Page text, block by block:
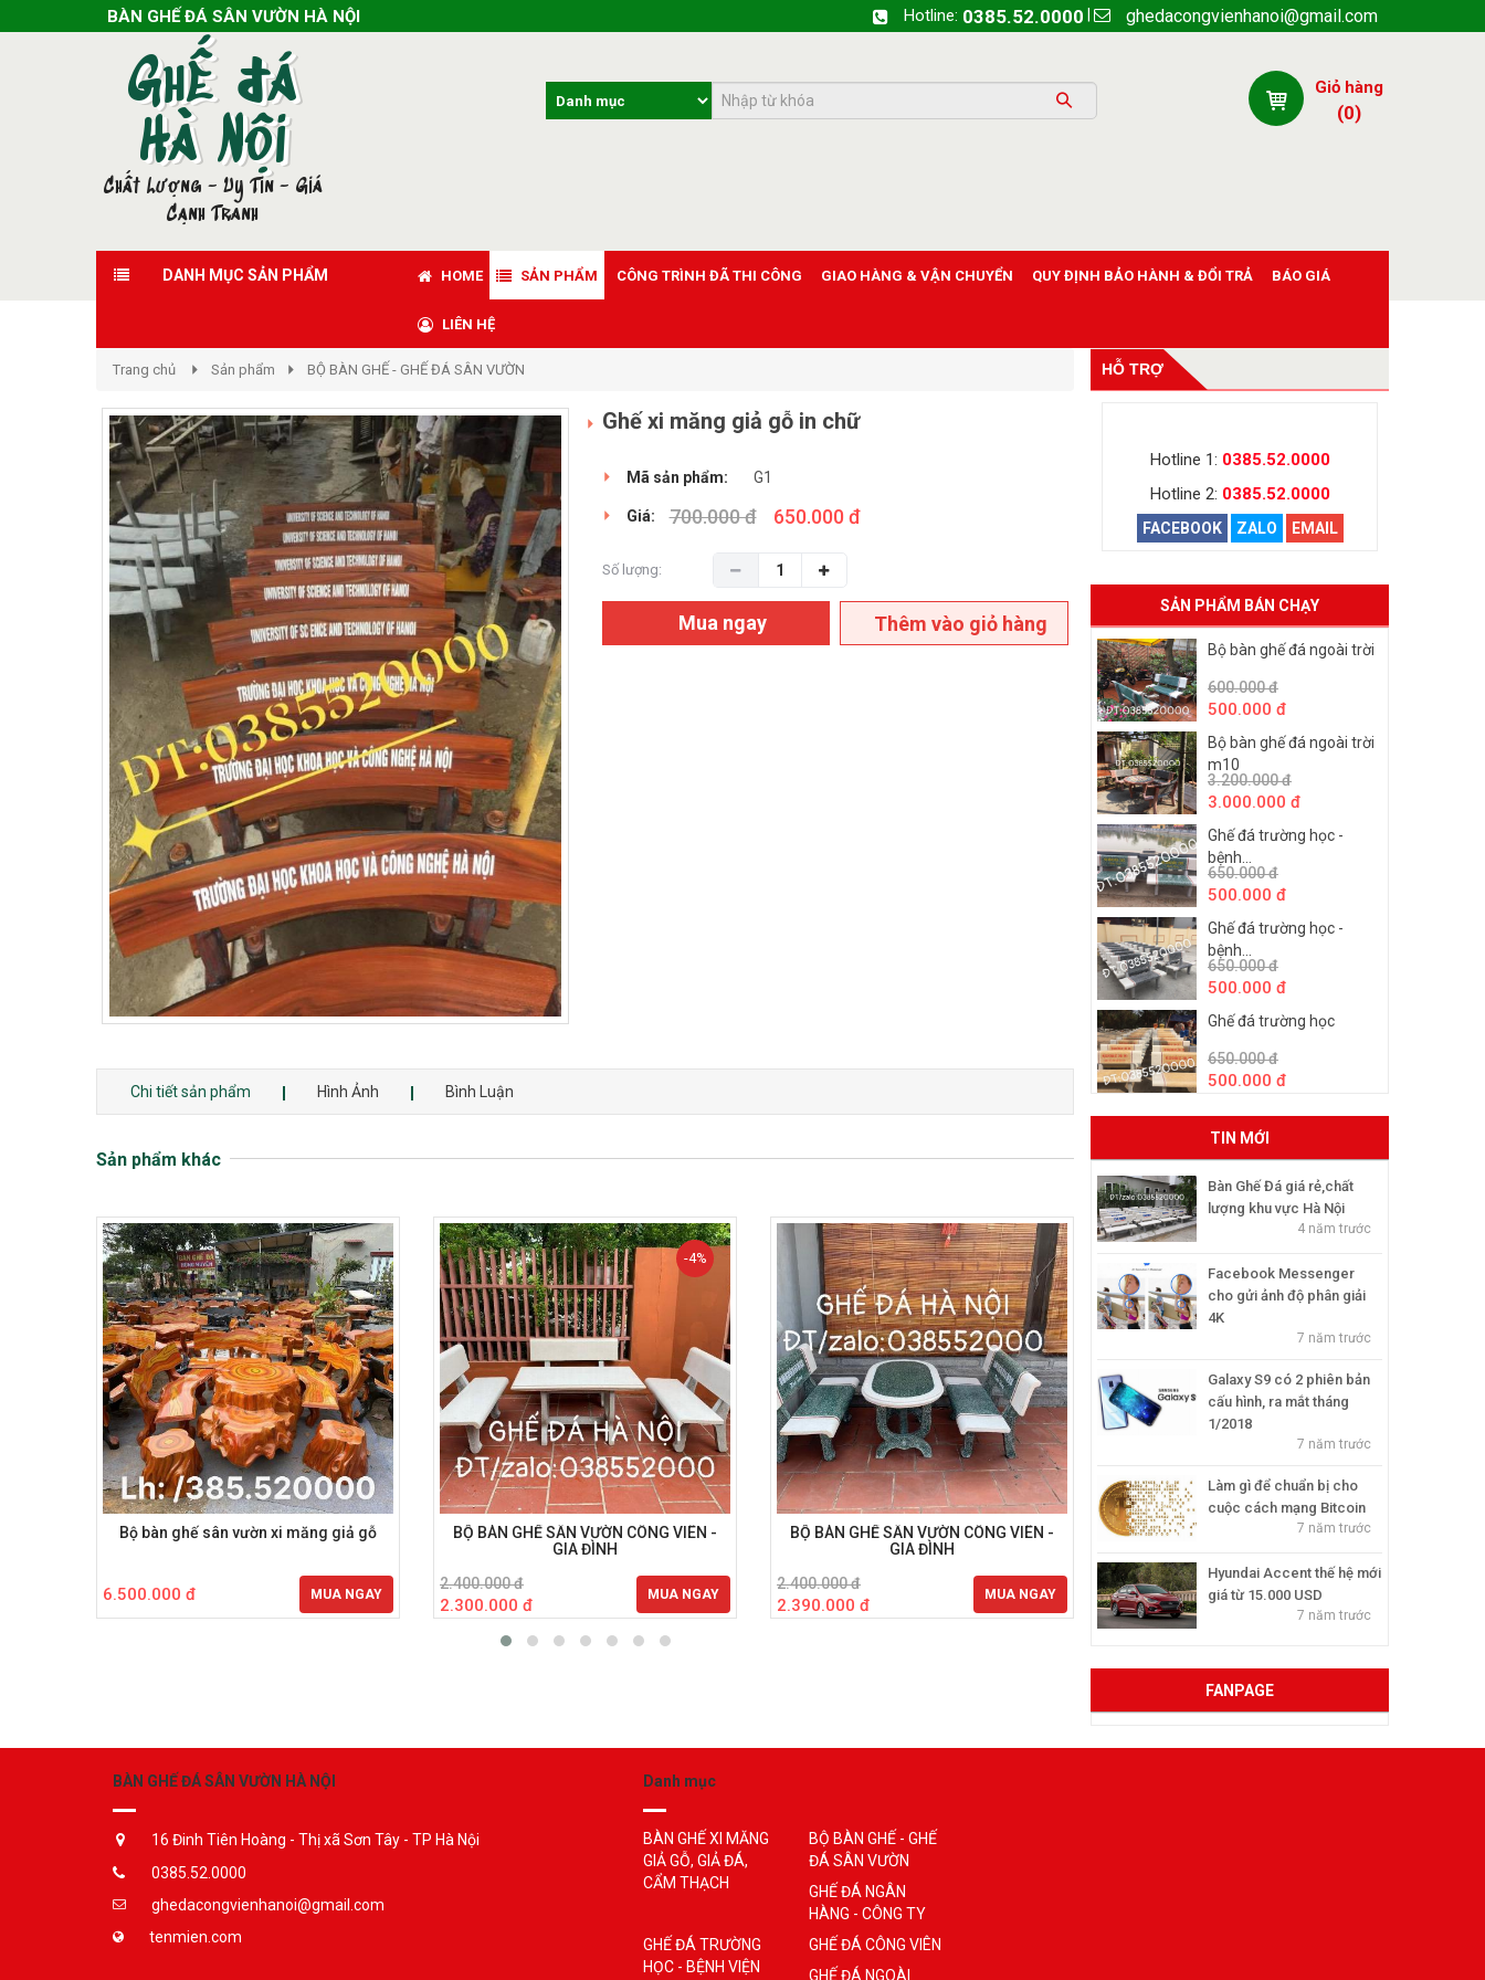
BÀN GHẾ ĐÁ SÂN VƯỜN HÀ NỘI Hotline: 0385.52.0000 ghedacongvienhanoi@gmail.com
Ghế đá
Hà Nội
Chất Lượng - Uy Tín - Giá
Cạnh Tranh
Giỏ hàng
(0)
DANH MỤC SẢN PHẨM HOME SẢN PHẨM CÔNG TRÌNH ĐÃ THI CÔNG GIAO HÀNG & VẬN CHUYỂN QUY ĐỊNH BẢO HÀNH & ĐỔI TRẢ BÁO GIÁ
LIÊN HỆ
Trang chủ Sản phẩm BỘ BÀN GHẾ - GHẾ ĐÁ SÂN VƯỜN
Ghế xi măng giả gỗ in chữ
Mã sản phẩm: G1
Giá: 700.000 đ 650.000 đ
Số lượng:
Mua ngay Thêm vào giỏ hàng
Chi tiết sản phẩm Hình Ảnh Bình Luận
Sản phẩm khác
Bộ bàn ghế sân vườn xi măng giả gỗ
6.500.000 đ MUA NGAY
-4%
BỘ BÀN GHẾ SÂN VƯỜN CÔNG VIÊN -
GIA ĐÌNH
2.400.000 đ
2.300.000 đ
MUA NGAY
BỘ BÀN GHẾ SÂN VƯỜN CÔNG VIÊN -
GIA ĐÌNH
2.400.000 đ
2.390.000 đ
MUA NGAY
BỘ BÀN GHẾ SÂN VƯỜN CÔNG VIÊN -
2.400.000 đ MUA NGAY
HỖ TRỢ
Hotline 1: 0385.52.0000
Hotline 2: 0385.52.0000
FACEBOOK ZALO EMAIL
SẢN PHẨM BÁN CHẠY
Bộ bàn ghế đá ngoài trời
600.000 đ
500.000 đ
Bộ bàn ghế đá ngoài trời
m10
3.200.000 đ
3.000.000 đ
Ghế đá trường học -
bệnh...
650.000 đ
500.000 đ
Ghế đá trường học -
bệnh...
650.000 đ
500.000 đ
Ghế đá trường học
650.000 đ
500.000 đ
TIN MỚI
Bàn Ghế Đá giá rẻ,chất
lượng khu vực Hà Nội
4 năm trước
Facebook Messenger
cho gửi ảnh độ phân giải
4K
7 năm trước
Galaxy S9 có 2 phiên bản
cấu hình, ra mắt tháng
1/2018
7 năm trước
Làm gì để chuẩn bị cho
cuộc cách mạng Bitcoin
7 năm trước
Hyundai Accent thế hệ mới
giá từ 15.000 USD
7 năm trước
FANPAGE
BÀN GHẾ ĐÁ SÂN VƯỜN HÀ NỘI
16 Đinh Tiên Hoàng - Thị xã Sơn Tây - TP Hà Nội
0385.52.0000
ghedacongvienhanoi@gmail.com
tenmien.com
Danh mục
BÀN GHẾ XI MĂNG
GIẢ GỖ, GIẢ ĐÁ,
CẨM THẠCH
BỘ BÀN GHẾ - GHẾ
ĐÁ SÂN VƯỜN
GHẾ ĐÁ NGÂN
HÀNG - CÔNG TY
GHẾ ĐÁ TRƯỜNG
HỌC - BỆNH VIỆN
GHẾ ĐÁ CÔNG VIÊN
GHẾ ĐÁ NGOÀI